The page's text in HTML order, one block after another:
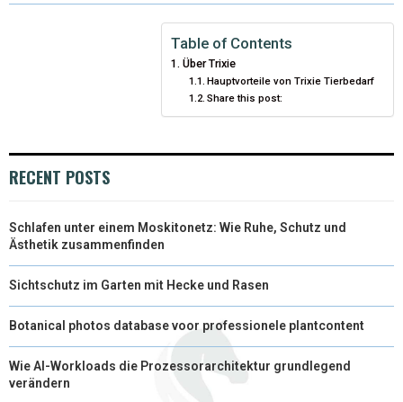
W E T
E
R
E
K I
Table of Contents
Über Trixie
Hauptvorteile von Trixie Tierbedarf
Share this post:
RECENT POSTS
Schlafen unter einem Moskitonetz: Wie Ruhe, Schutz und
Ästhetik zusammenfinden
Sichtschutz im Garten mit Hecke und Rasen
Botanical photos database voor professionele plantcontent
Wie AI-Workloads die Prozessorarchitektur grundlegend
verändern